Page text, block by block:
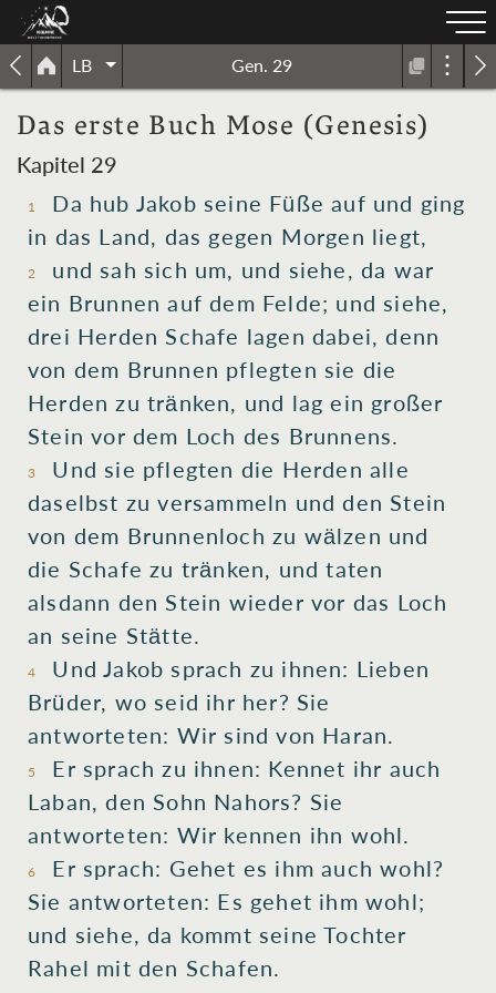
LB Gen. 29
Das erste Buch Mose (Genesis)
Kapitel 29
1 Da hub Jakob seine Füße auf und ging
in das Land, das gegen Morgen liegt,
2 und sah sich um, und siehe, da war
ein Brunnen auf dem Felde; und siehe,
drei Herden Schafe lagen dabei, denn
von dem Brunnen pflegten sie die
Herden zu tränken, und lag ein großer
Stein vor dem Loch des Brunnens.
3 Und sie pflegten die Herden alle
daselbst zu versammeln und den Stein
von dem Brunnenloch zu wälzen und
die Schafe zu tränken, und taten
alsdann den Stein wieder vor das Loch
an seine Stätte.
4 Und Jakob sprach zu ihnen: Lieben
Brüder, wo seid ihr her? Sie
antworteten: Wir sind von Haran.
5 Er sprach zu ihnen: Kennet ihr auch
Laban, den Sohn Nahors? Sie
antworteten: Wir kennen ihn wohl.
6 Er sprach: Gehet es ihm auch wohl?
Sie antworteten: Es gehet ihm wohl;
und siehe, da kommt seine Tochter
Rahel mit den Schafen.